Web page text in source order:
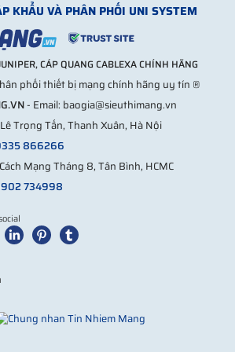
dụng loại bánh xe 2 vòng bi màu xanh
có khóa cố định kèm theo 4 chân tăng
thêm cứng cáp.
cấp nguồn 6 chấu đa năng chuẩn rack
ốc cài bắt thiết bị 4 quạt tản nhiệt
quản lý cáp dọc và tờ hướng dẫn
sử dụng tủ rack 36U D800
cỡ lớn, tủ mạng 36U sâu 800
hệ thống mạng quy mô lớn với số
đã nêu ở trên phòng Server chính là
và thích hợp để sử dụng loại tủ này
KHẨU VÀ PHÂN PHỐI UNI SYSTEM
CÁP QUANG CABLEXA CHÍNH HÃNG
phối thiết bị mạng chính hãng uy tín ®
- Email: baogia@sieuthimang.vn
Trọng Tấn, Thanh Xuân, Hà Nội
866266
Mạng Tháng 8, Tân Bình, HCMC
734998